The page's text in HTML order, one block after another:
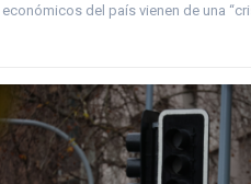
económicos del país vienen de una